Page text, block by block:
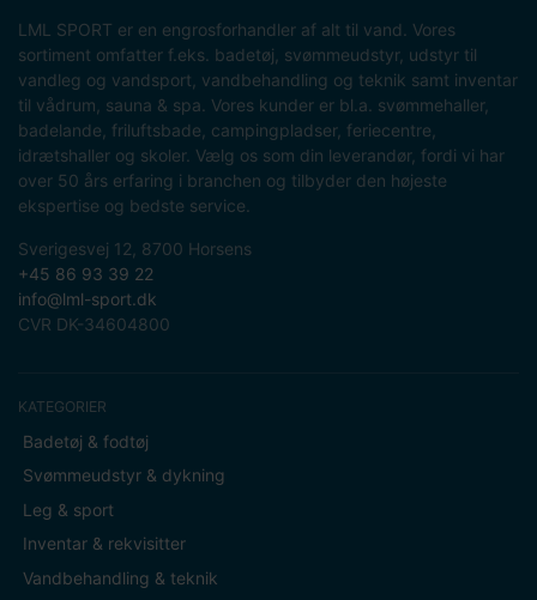
LML SPORT er en engrosforhandler af alt til vand. Vores
sortiment omfatter f.eks. badetøj, svømmeudstyr, udstyr til
vandleg og vandsport, vandbehandling og teknik samt inventar
til vådrum, sauna & spa. Vores kunder er bl.a. svømmehaller,
badelande, friluftsbade, campingpladser, feriecentre,
idrætshaller og skoler. Vælg os som din leverandør, fordi vi har
over 50 års erfaring i branchen og tilbyder den højeste
ekspertise og bedste service.
Sverigesvej 12, 8700 Horsens
+45 86 93 39 22
info@lml-sport.dk
CVR DK-34604800
KATEGORIER
Badetøj & fodtøj
Svømmeudstyr & dykning
Leg & sport
Inventar & rekvisitter
Vandbehandling & teknik